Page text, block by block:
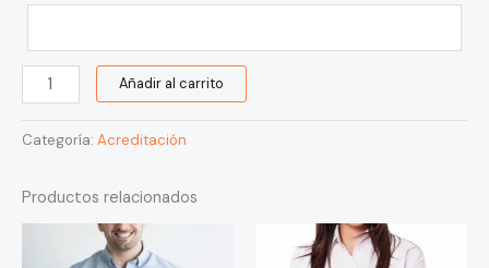
Añadir al carrito
Categoría: Acreditación
Productos relacionados